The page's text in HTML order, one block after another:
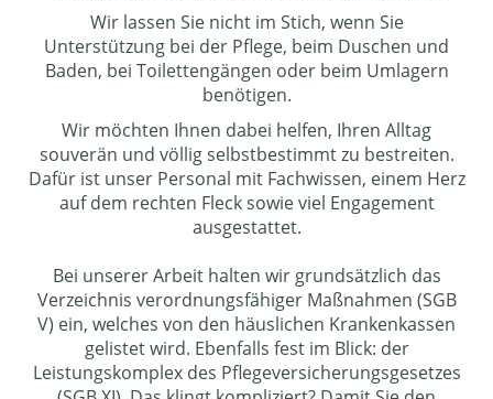
Wir lassen Sie nicht im Stich, wenn Sie
Unterstützung bei der Pflege, beim Duschen und
Baden, bei Toilettengängen oder beim Umlagern
benötigen.
Wir möchten Ihnen dabei helfen, Ihren Alltag
souverän und völlig selbstbestimmt zu bestreiten.
Dafür ist unser Personal mit Fachwissen, einem Herz
auf dem rechten Fleck sowie viel Engagement
ausgestattet.
Bei unserer Arbeit halten wir grundsätzlich das
Verzeichnis verordnungsfähiger Maßnahmen (SGB
V) ein, welches von den häuslichen Krankenkassen
gelistet wird. Ebenfalls fest im Blick: der
Leistungskomplex des Pflegeversicherungsgesetzes